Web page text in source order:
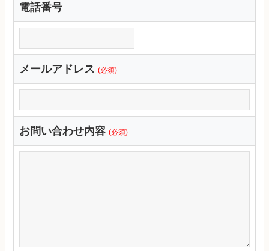
電話番号
メールアドレス (必須)
お問い合わせ内容 (必須)